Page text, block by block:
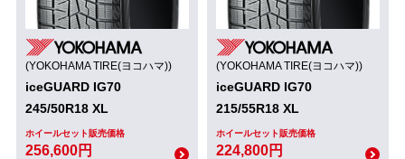
(YOKOHAMA TIRE(ヨコハマ))
iceGUARD IG70
245/50R18 XL
ホイールセット販売価格
256,600円
(YOKOHAMA TIRE(ヨコハマ))
iceGUARD IG70
215/55R18 XL
ホイールセット販売価格
224,800円